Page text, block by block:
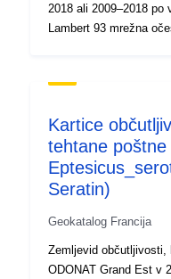
2018 ali 2009–2018 po vrstah). To so
Lambert 93 mrežna
izračunom deleža 1 x
se vsadijo populacije,
Ta plast predstavlja
uresničitve, ne bi se
vrste zunaj opredeljenih
PDF.
Kartice
tehtane
Seratin)
Geokatalog Francija
Zemljevid občutljivosti,
ODONAT Grand Est v 2018–2019.